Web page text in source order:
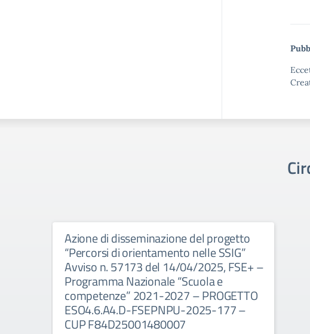
Azione di disseminazione del progetto
“Percorsi di orientamento nelle SSIG”
Avviso n. 57173 del 14/04/2025, FSE+ –
Programma Nazionale “Scuola e
competenze” 2021-2027 – PROGETTO
ESO4.6.A4.D-FSEPNPU-2025-177 –
CUP F84D25001480007